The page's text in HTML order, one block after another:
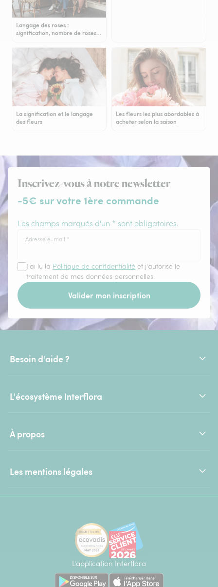
Langage des roses :
signification, nombre de roses…
La signification et le langage
des fleurs
Les fleurs les plus abordables à
acheter selon la saison
Inscrivez-vous à notre newsletter
-5€ sur votre 1ère commande
Les champs marqués d'un * sont obligatoires.
Adresse e-mail *
J'ai lu la Politique de confidentialité et j'autorise le
traitement de mes données personnelles.
Valider mon inscription
Besoin d'aide ?
L'écosystème Interflora
À propos
Les mentions légales
L'application Interflora